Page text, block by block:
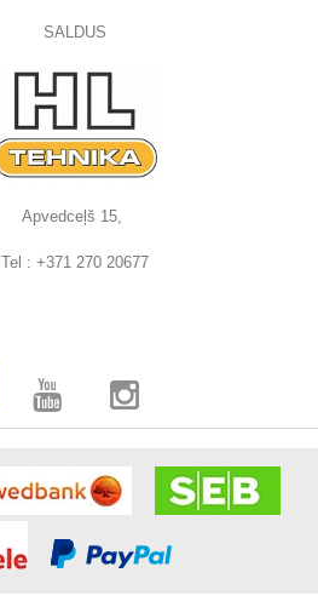
SALDUS
Apvedceļš 15,
Tel : +371 270 20677